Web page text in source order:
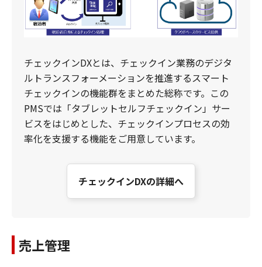
チェックインDXとは、チェックイン業務のデジタ
ルトランスフォーメーションを推進するスマート
チェックインの機能群をまとめた総称です。この
PMSでは「タブレットセルフチェックイン」サー
ビスをはじめとした、チェックインプロセスの効
率化を支援する機能をご用意しています。
チェックインDXの詳細へ
売上管理